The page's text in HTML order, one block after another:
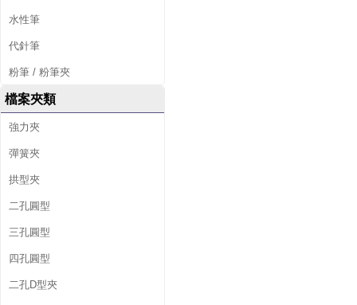
水性筆
代針筆
粉筆 / 粉筆夾
檔案夾類
強力夾
彈簧夾
拱型夾
二孔圓型
三孔圓型
四孔圓型
二孔D型夾